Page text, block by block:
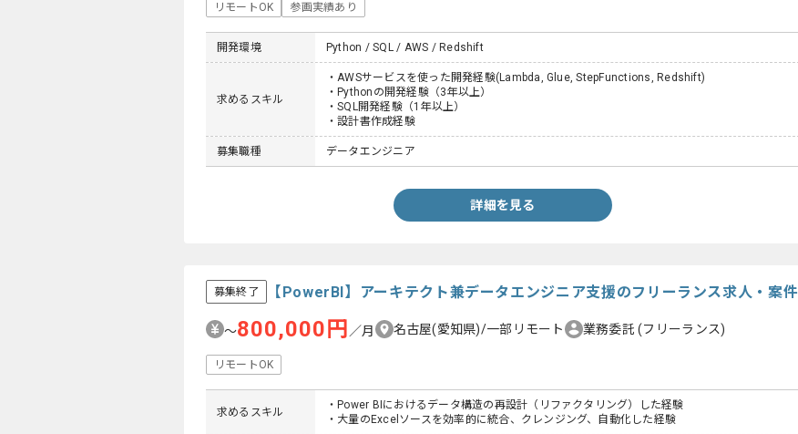
リモートOK 参画実績あり
開発環境 Python / SQL / AWS / Redshift
求めるスキル
・AWSサービスを使った開発経験(Lambda, Glue, StepFunctions, Redshift)
・Pythonの開発経験（3年以上）
・SQL開発経験（1年以上）
・設計書作成経験
募集職種 データエンジニア
詳細を見る
募集終了 【PowerBI】アーキテクト兼データエンジニア支援のフリーランス求人・案件
〜800,000円 ／月 名古屋(愛知県)/一部リモート 業務委託(フリーランス)
リモートOK
求めるスキル
・Power BIにおけるデータ構造の再設計（リファクタリング）した経験
・大量のExcelソースを効率的に統合、クレンジング、自動化した経験